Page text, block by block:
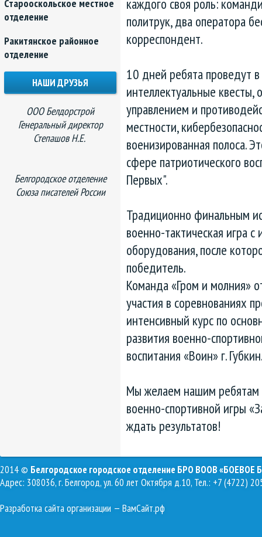
каждого своя роль:
политрук, два оператора
корреспондент.
10 дней ребята проведут
интеллектуальные квесты,
управлением и
местности,
военизированная полоса.
сфере патриотического
Первых".
Традиционно финальным
военно-тактическая игра с
оборудования, после
победитель.
Команда «Гром и молния»
участия в соревнованиях
интенсивный курс по
развития военно-
воспитания «Воин» г.
Мы желаем нашим ребятам
военно-спортивной игры
ждать результатов!
Старооскольское местное
отделение
Ракитянское районное
отделение
НАШИ ДРУЗЬЯ
ООО Белдорстрой
Генеральный директор
Степашов Н.Е.
Белгородское отделение
Союза писателей России
2014 © Белгородское городское отделение БРО ВООВ «БОЕВОЕ
Адрес: 308036, г. Белгород, ул. 60 лет Октября д.10, Тел.: +7 (4722)
Разработка сайта организации — ВамСайт.рф